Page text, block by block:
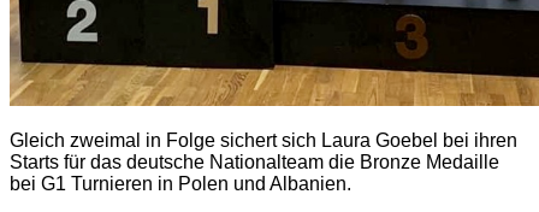
Gleich zweimal in Folge sichert sich Laura Goebel bei ihren
Starts für das deutsche Nationalteam die Bronze Medaille
bei G1 Turnieren in Polen und Albanien.